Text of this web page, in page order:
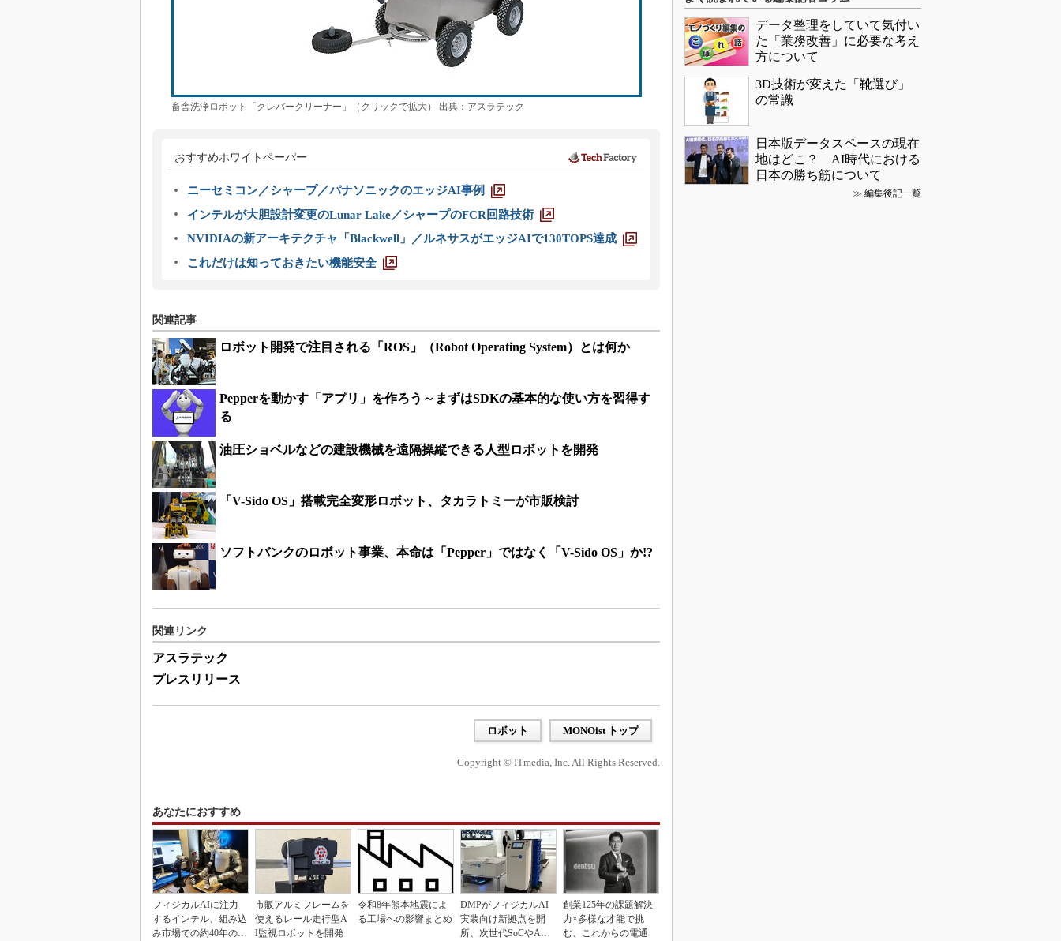
畜舎洗浄ロボット「クレバークリーナー」（クリックで拡大） 出典：アスラテック
おすすめホワイトペーパー
ニーセミコン／シャープ／パナソニックのエッジAI事例
インテルが大胆設計変更のLunar Lake／シャープのFCR回路技術
NVIDIAの新アーキテクチャ「Blackwell」／ルネサスがエッジAIで130TOPS達成
これだけは知っておきたい機能安全
関連記事
ロボット開発で注目される「ROS」（Robot Operating System）とは何か
Pepperを動かす「アプリ」を作ろう～まずはSDKの基本的な使い方を習得す
る
油圧ショベルなどの建設機械を遠隔操縦できる人型ロボットを開発
「V-Sido OS」搭載完全変形ロボット、タカラトミーが市販検討
ソフトバンクのロボット事業、本命は「Pepper」ではなく「V-Sido OS」か!?
関連リンク
アスラテック
プレスリリース
ロボット MONOist トップ
Copyright © ITmedia, Inc. All Rights Reserved.
あなたにおすすめ
フィジカルAIに注力
するインテル、組み込
み市場での約40年の実
市販アルミフレームを
使えるレール走行型A
I監視ロボットを開発
令和8年熊本地震によ
る工場への影響まとめ
DMPがフィジカルAI
実装向け新拠点を開
所、次世代SoCやAM
創業125年の課題解決
力×多様な才能で挑
む、これからの電通
データ整理をしていて気付い
た「業務改善」に必要な考え
方について
3D技術が変えた「靴選び」
の常識
日本版データスペースの現在
地はどこ？ AI時代における
日本の勝ち筋について
≫ 編集後記一覧